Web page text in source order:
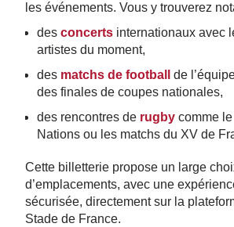
les événements. Vous y trouverez
des concerts internationaux avec
artistes du moment,
des matchs de football
de
des finales de coupes nationales,
des rencontres de rugby comme
Nations ou les matchs du XV de
Cette billetterie propose un large
d’emplacements, avec une
sécurisée, directement sur la
Stade de France.